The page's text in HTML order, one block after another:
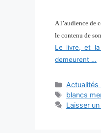
A l’audience de
le contenu de
Le livre, et
demeurent …
Actualités
Étiquettes
blancs
Laisser